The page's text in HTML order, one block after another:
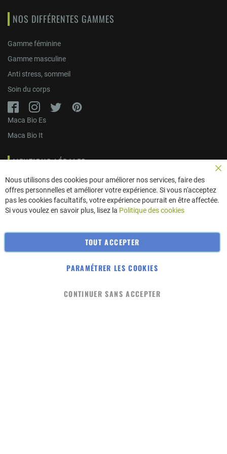
NOS DIFFÉRENTES GAMMES
Gamme féminine
Gamme masculine
Anti stress, sommeil
Soin du corps
Maca Bio Es
Maca Bio It
MENTIONS LÉGALES
Politique de confidentialité
Livraisons
Plan du site
© 2023 macabio. Terre Inconnue
Nous utilisons des cookies pour améliorer nos services, faire des
offres personnelles et améliorer votre expérience. Si vous n'acceptez
pas les cookies facultatifs, votre expérience pourrait en être affectée.
Si vous voulez en savoir plus, lisez la Politique des cookies
TOUT ACCEPTER
PARAMÉTRER LES COOKIES
CONTINUER SANS ACCEPTER